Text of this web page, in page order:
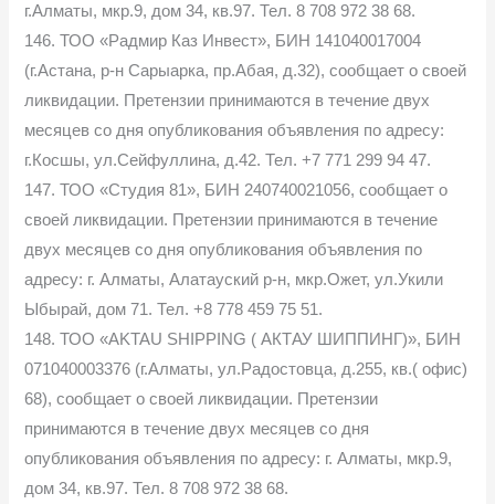
г.Алматы, мкр.9, дом 34, кв.97. Тел. 8 708 972 38 68.
146. ТОО «Радмир Каз Инвест», БИН 141040017004
(г.Астана, р-н Сарыарка, пр.Абая, д.32), сообщает о своей
ликвидации. Претензии принимаются в течение двух
месяцев со дня опубликования объявления по адресу:
г.Косшы, ул.Сейфуллина, д.42. Тел. +7 771 299 94 47.
147. ТОО «Студия 81», БИН 240740021056, сообщает о
своей ликвидации. Претензии принимаются в течение
двух месяцев со дня опубликования объявления по
адресу: г. Алматы, Алатауский р-н, мкр.Ожет, ул.Укили
Ыбырай, дом 71. Тел. +8 778 459 75 51.
148. ТОО «AKTAU SHIPPING ( АКТАУ ШИППИНГ)», БИН
071040003376 (г.Алматы, ул.Радостовца, д.255, кв.( офис)
68), сообщает о своей ликвидации. Претензии
принимаются в течение двух месяцев со дня
опубликования объявления по адресу: г. Алматы, мкр.9,
дом 34, кв.97. Тел. 8 708 972 38 68.